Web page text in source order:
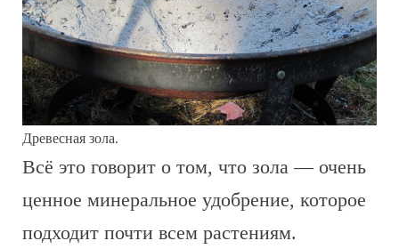
Древесная зола.
Всё это говорит о том, что зола — очень
ценное минеральное удобрение, которое
подходит почти всем растениям.